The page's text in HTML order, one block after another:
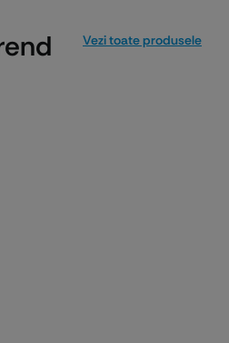
Vezi toate produsele